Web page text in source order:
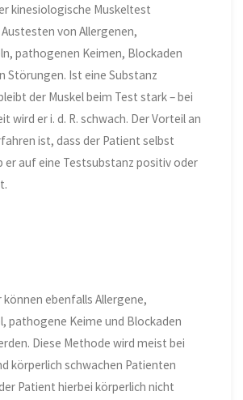
kinesiologische Muskeltest
von Allergenen,
pathogenen Keimen, Blockaden
Störungen. Ist eine Substanz
der Muskel beim Test stark – bei
wird er i. d. R. schwach. Der Vorteil an
ist, dass der Patient selbst
er auf eine Testsubstanz positiv oder
können ebenfalls Allergene,
pathogene Keime und Blockaden
Diese Methode wird meist bei
körperlich schwachen Patienten
Patient hierbei körperlich nicht